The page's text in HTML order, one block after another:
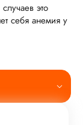
это
себя анемия у